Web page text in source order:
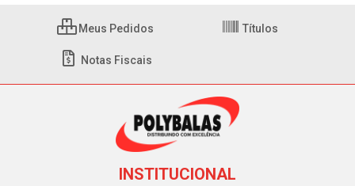
Meus Pedidos Títulos
Notas Fiscais
INSTITUCIONAL